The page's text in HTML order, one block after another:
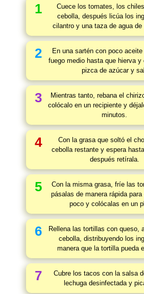
1
Cuece los tomates, los
cebolla, después licúa los
cilantro y una taza de agua
2
En una sartén con poco
fuego medio hasta que hierva y
pizca de azúcar y
3
Mientras tanto, rebana el
colócalo en un recipiente y
minutos.
4
Con la grasa que soltó el
cebolla restante y espera
después retírala.
5
Con la misma grasa, fríe las
pásalas de manera rápida para
poco y colócalas en un
6
Rellena las tortillas con queso,
cebolla, distribuyendo los
manera que la tortilla pueda
7
Cubre los tacos con la salsa
lechuga desinfectada y